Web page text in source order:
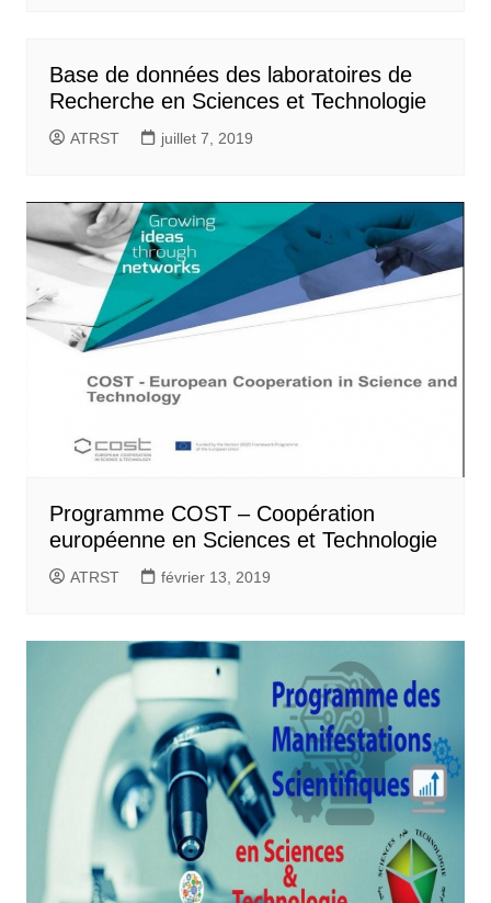
Base de données des laboratoires de
Recherche en Sciences et Technologie
ATRST juillet 7, 2019
Programme COST – Coopération
européenne en Sciences et Technologie
ATRST février 13, 2019